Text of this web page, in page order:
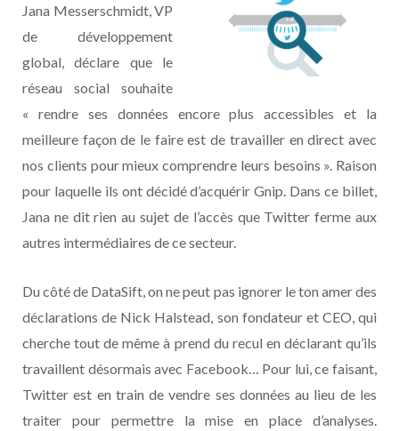
Jana Messerschmidt, VP
de développement
global, déclare que le
réseau social souhaite
« rendre ses données encore plus accessibles et la
meilleure façon de le faire est de travailler en direct avec
nos clients pour mieux comprendre leurs besoins ». Raison
pour laquelle ils ont décidé d’acquérir Gnip. Dans ce billet,
Jana ne dit rien au sujet de l’accès que Twitter ferme aux
autres intermédiaires de ce secteur.
Du côté de DataSift, on ne peut pas ignorer le ton amer des
déclarations de Nick Halstead, son fondateur et CEO, qui
cherche tout de même à prend du recul en déclarant qu’ils
travaillent désormais avec Facebook… Pour lui, ce faisant,
Twitter est en train de vendre ses données au lieu de les
traiter pour permettre la mise en place d’analyses.